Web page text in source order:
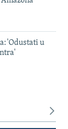
'Odustati u